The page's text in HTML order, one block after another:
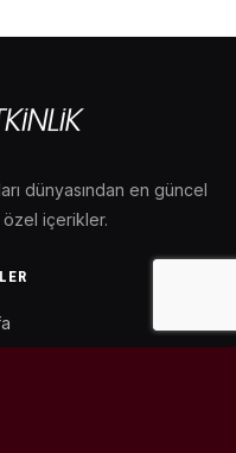
dünyasından en güncel
içerikler.